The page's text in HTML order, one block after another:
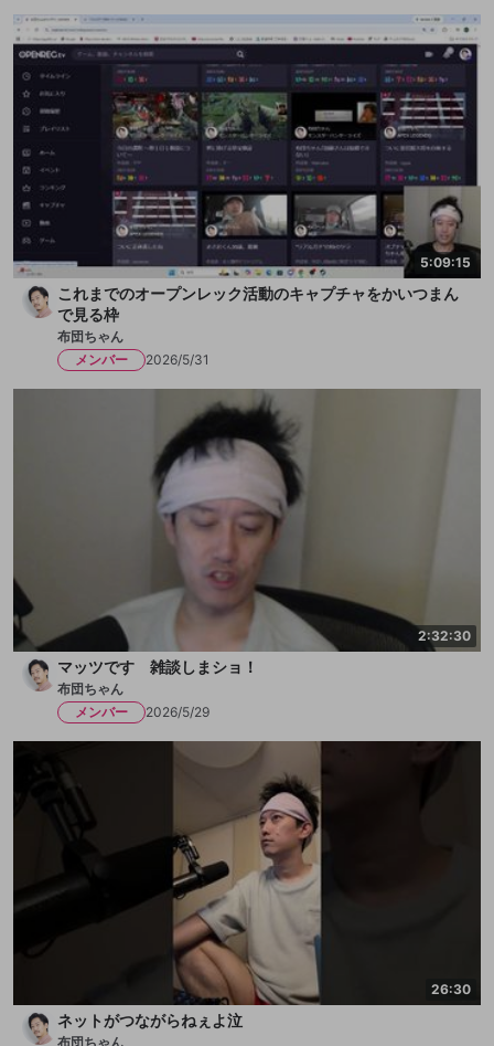
5:09:15
これまでのオープンレック活動のキャプチャをかいつまん
で見る枠
布団ちゃん
メンバー
2026/5/31
2:32:30
マッツです 雑談しまショ！
布団ちゃん
メンバー
2026/5/29
26:30
ネットがつながらねぇよ泣
布団ちゃん